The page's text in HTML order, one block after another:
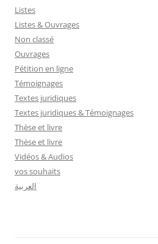
Listes
Listes & Ouvrages
Non classé
Ouvrages
Pétition en ligne
Témoignages
Textes juridiques
Textes juridiques & Témoignages
Thèse et livre
Thèse et livre
Vidéos & Audios
vos souhaits
العربية